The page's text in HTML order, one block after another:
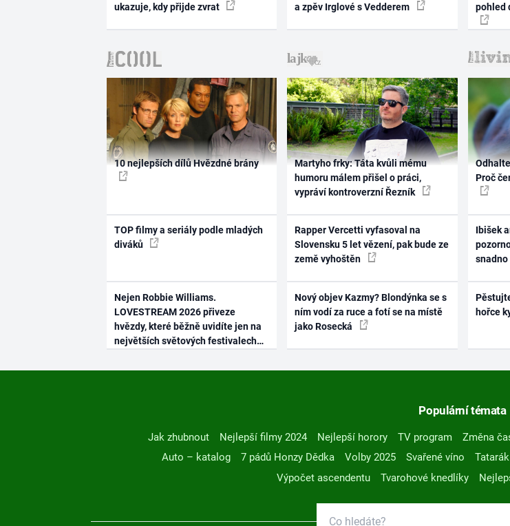
ukazuje, kdy přijde zvrat
a zpěv Irglové s Vedderem
pohled
10 nejlepších dílů Hvězdné brány
TOP filmy a seriály podle mladých
diváků
Nejen Robbie Williams.
LOVESTREAM 2026 přiveze
hvězdy, které běžně uvidíte jen na
největších světových festivalech
Martyho frky: Táta kvůli mému
humoru málem přišel o práci,
vypráví kontroverzní Řezník
Rapper Vercetti vyfasoval na
Slovensku 5 let vězení, pak bude ze
země vyhoštěn
Nový objev Kazmy? Blondýnka se s
ním vodí za ruce a fotí se na místě
jako Rosecká
Proč
Ibišek
snadno
hořce
Populární témata
Jak zhubnout Nejlepší filmy 2024 Nejlepší horory TV program Změna
Auto – katalog
7 pádů Honzy Dědka Volby 2025 Svařené víno
Výpočet ascendentu
Tvarohové knedlíky